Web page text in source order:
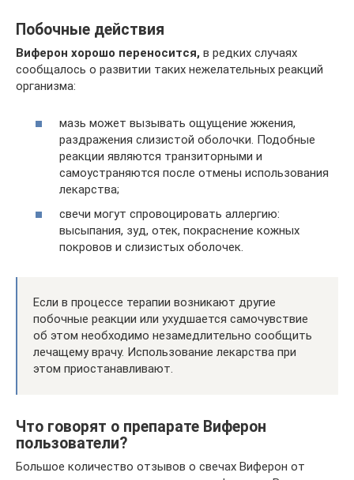
Побочные действия
Виферон хорошо переносится, в редких случаях
сообщалось о развитии таких нежелательных реакций
организма:
мазь может вызывать ощущение жжения,
раздражения слизистой оболочки. Подобные
реакции являются транзиторными и
самоустраняются после отмены использования
лекарства;
свечи могут спровоцировать аллергию:
высыпания, зуд, отек, покраснение кожных
покровов и слизистых оболочек.
Если в процессе терапии возникают другие
побочные реакции или ухудшается самочувствие
об этом необходимо незамедлительно сообщить
лечащему врачу. Использование лекарства при
этом приостанавливают.
Что говорят о препарате Виферон
пользователи?
Большое количество отзывов о свечах Виферон от